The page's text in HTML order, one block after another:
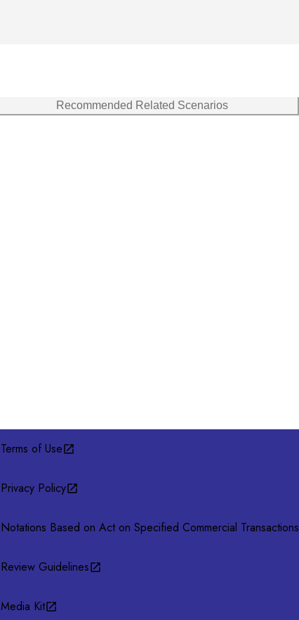
Recommended Related Scenarios
Terms of Use
Privacy Policy
Notations Based on Act on Specified Commercial Transactions
Review Guidelines
Media Kit